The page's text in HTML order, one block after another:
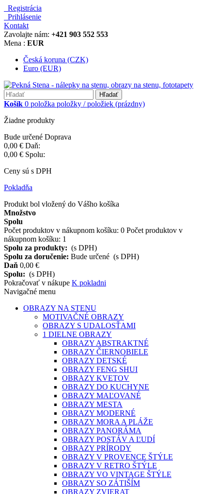
Registrácia
Prihlásenie
Kontakt
Zavolajte nám: +421 903 552 553
Mena : EUR
Česká koruna (CZK)
Euro (EUR)
Hľadať
Košík 0 položka položky / položiek (prázdny)
Žiadne produkty
Bude určené Doprava
0,00 € Daň:
0,00 € Spolu:
Ceny sú s DPH
Pokladňa
Produkt bol vložený do Vášho košíka
Množstvo
Spolu
Počet produktov v nákupnom košíku: 0 Počet produktov v
nákupnom košíku: 1
Spolu za produkty: (s DPH)
Spolu za doručenie: Bude určené (s DPH)
Daň 0,00 €
Spolu: (s DPH)
Pokračovať v nákupe K pokladni
Navigačné menu
OBRAZY NA STENU
MOTIVAČNÉ OBRAZY
OBRAZY S UDALOSŤAMI
1 DIELNE OBRAZY
OBRAZY ABSTRAKTNÉ
OBRAZY ČIERNOBIELE
OBRAZY DETSKÉ
OBRAZY FENG SHUI
OBRAZY KVETOV
OBRAZY DO KUCHYNE
OBRAZY MAĽOVANÉ
OBRAZY MESTA
OBRAZY MODERNÉ
OBRAZY MORA A PLÁŽE
OBRAZY PANORÁMA
OBRAZY POSTÁV A ĽUDÍ
OBRAZY PRÍRODY
OBRAZY V PROVENCE ŠTÝLE
OBRAZY V RETRO ŠTÝLE
OBRAZY VO VINTAGE ŠTÝLE
OBRAZY SO ZÁTIŠÍM
OBRAZY ZVIERAT